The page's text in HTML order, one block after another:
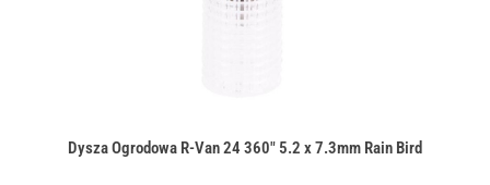
Dysza Ogrodowa R-Van 24 360" 5.2 x 7.3mm Rain Bird